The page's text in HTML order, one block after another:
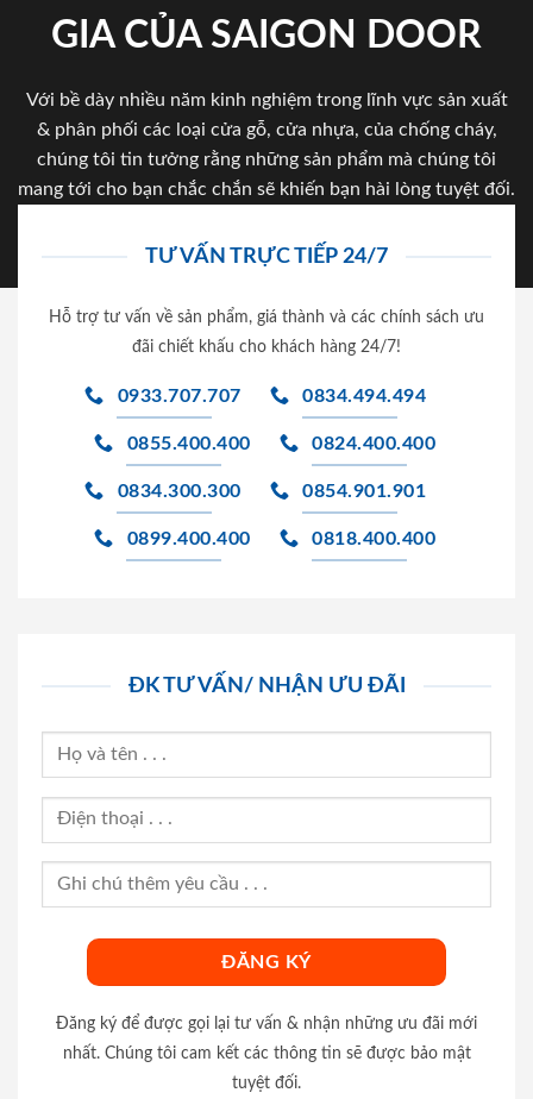
GIA CỦA SAIGON DOOR
Với bề dày nhiều năm kinh nghiệm trong lĩnh vực sản xuất
& phân phối các loại cửa gỗ, cửa nhựa, của chống cháy,
chúng tôi tin tưởng rằng những sản phẩm mà chúng tôi
mang tới cho bạn chắc chắn sẽ khiến bạn hài lòng tuyệt đối.
TƯ VẤN TRỰC TIẾP 24/7
Hỗ trợ tư vấn về sản phẩm, giá thành và các chính sách ưu
đãi chiết khấu cho khách hàng 24/7!
0933.707.707 0834.494.494
0855.400.400 0824.400.400
0834.300.300 0854.901.901
0899.400.400 0818.400.400
ĐK TƯ VẤN/ NHẬN ƯU ĐÃI
Đăng ký để được gọi lại tư vấn & nhận những ưu đãi mới
nhất. Chúng tôi cam kết các thông tin sẽ được bảo mật
tuyệt đối.